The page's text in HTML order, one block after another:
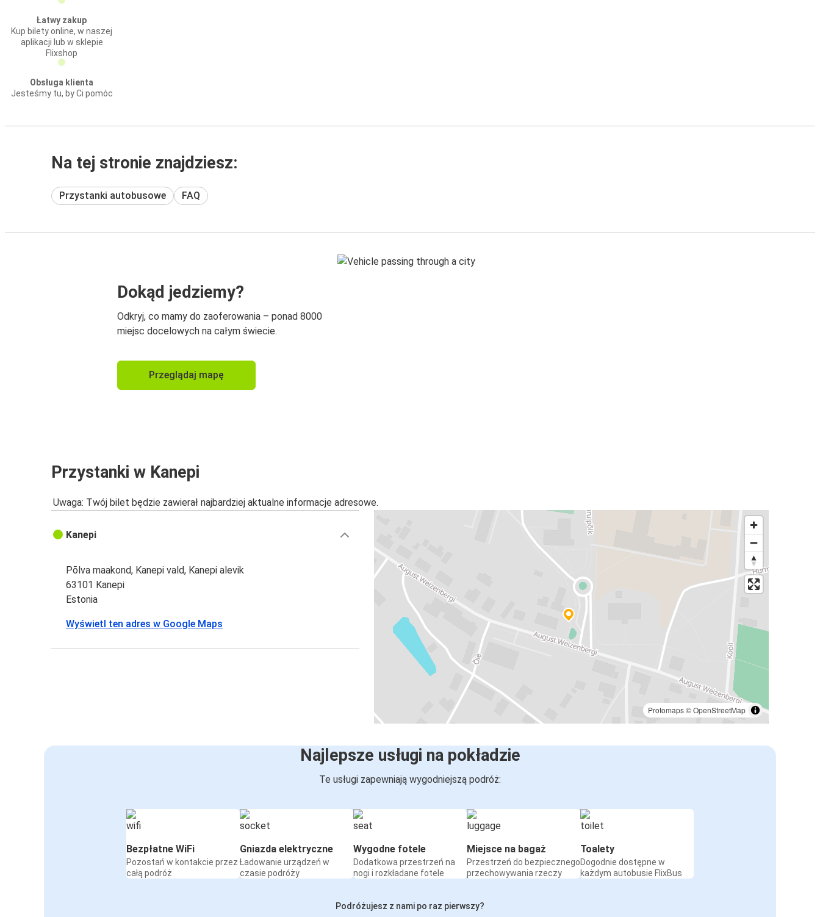
Łatwy zakup
Kup bilety online, w naszej
aplikacji lub w sklepie
Flixshop
Obsługa klienta
Jesteśmy tu, by Ci pomóc
Na tej stronie znajdziesz:
Przystanki autobusowe FAQ
Dokąd jedziemy?
Odkryj, co mamy do zaoferowania – ponad 8000
miejsc docelowych na całym świecie.
Przeglądaj mapę
Przystanki w Kanepi
Uwaga: Twój bilet będzie zawierał najbardziej aktualne informacje adresowe.
Protomaps©OpenStreetMap
Kanepi
Põlva maakond, Kanepi vald, Kanepi alevik
63101 Kanepi
Estonia
Wyświetl ten adres w Google Maps
Najlepsze usługi na pokładzie
Te usługi zapewniają wygodniejszą podróż:
Bezpłatne WiFi
Pozostań w kontakcie przez
całą podróż
Gniazda elektryczne
Ładowanie urządzeń w
czasie podróży
Wygodne fotele
Dodatkowa przestrzeń na
nogi i rozkładane fotele
Miejsce na bagaż
Przestrzeń do bezpiecznego
przechowywania rzeczy
Toalety
Dogodnie dostępne w
każdym autobusie FlixBus
Podróżujesz z nami po raz pierwszy?